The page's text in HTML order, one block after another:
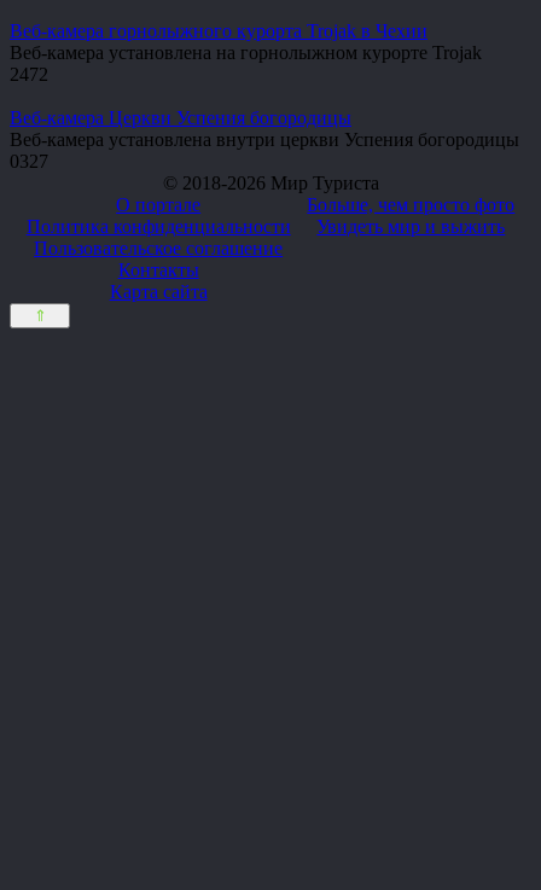
Веб-камера горнолыжного курорта Trojak в Чехии
Веб-камера установлена на горнолыжном курорте Trojak
2472
Веб-камера Церкви Успения богородицы
Веб-камера установлена внутри церкви Успения богородицы
0327
© 2018-2026 Мир Туриста
О портале
Политика конфиденциальности
Пользовательское соглашение
Контакты
Карта сайта
Больше, чем просто фото
Увидеть мир и выжить